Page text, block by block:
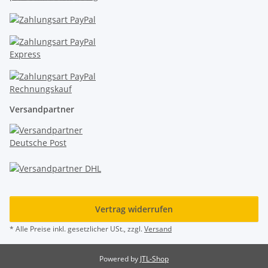
Versandpartner
Vertrag widerrufen
* Alle Preise inkl. gesetzlicher USt., zzgl.Versand
Powered by JTL-Shop